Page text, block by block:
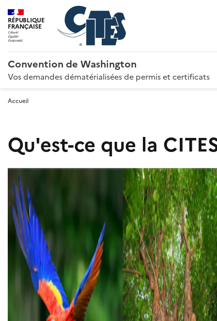
RÉPUBLIQUE
FRANÇAISE
Convention de Washington
Vos demandes dématérialisées de permis et certificats
Accueil
Qu'est-ce que la